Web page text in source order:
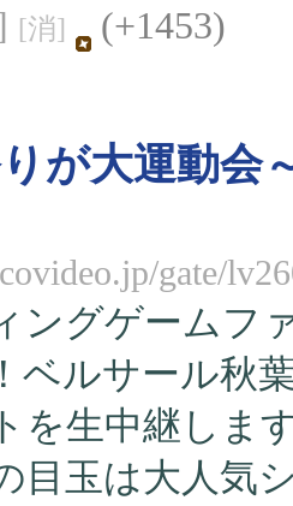
[消]
(+1453)
が大運動会
gate/
ングゲームフ
ベルサール秋
を生中継しま
目玉は大人気